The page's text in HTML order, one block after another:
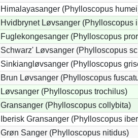
Himalayasanger (Phylloscopus
Hvidbrynet Løvsanger (Phylloscopus
Fuglekongesanger (Phylloscopus
Schwarz' Løvsanger (Phylloscopus
Sinkiangløvsanger (Phylloscopus
Brun Løvsanger (Phylloscopus
Løvsanger (Phylloscopus trochilus)
Gransanger (Phylloscopus collybita)
Iberisk Gransanger (Phylloscopus
Grøn Sanger (Phylloscopus nitidus)